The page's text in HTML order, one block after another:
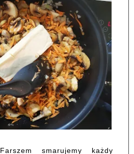
Farszem smarujemy każdy